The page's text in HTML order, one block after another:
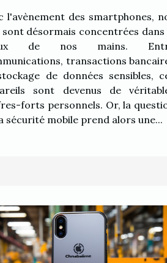
sur smartphone
l'avènement des smartphones,
sont désormais concentrées dans
de nos mains.
transactions
de données sensibles,
sont devenus de
forts personnels. Or, la
sécurité mobile prend alors une...